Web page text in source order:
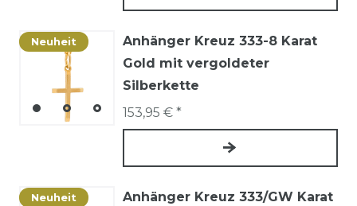
Neuheit
Anhänger Kreuz 333-8 Karat
Gold mit vergoldeter
Silberkette
153,95 € *
Neuheit
Anhänger Kreuz 333/GW Karat